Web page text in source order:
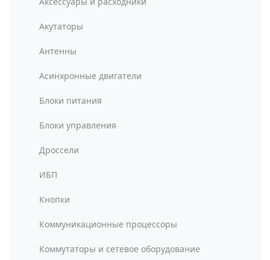
Акутаторы
Антенны
Асинхронные двигатели
Блоки питания
Блоки управления
Дроссели
ИБП
Кнопки
Коммуникационные процессоры
Коммутаторы и сетевое оборудование